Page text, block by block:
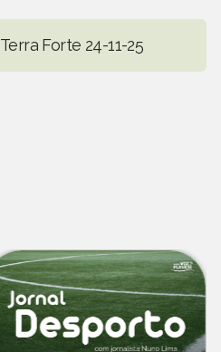
Terra Forte 24-11-25